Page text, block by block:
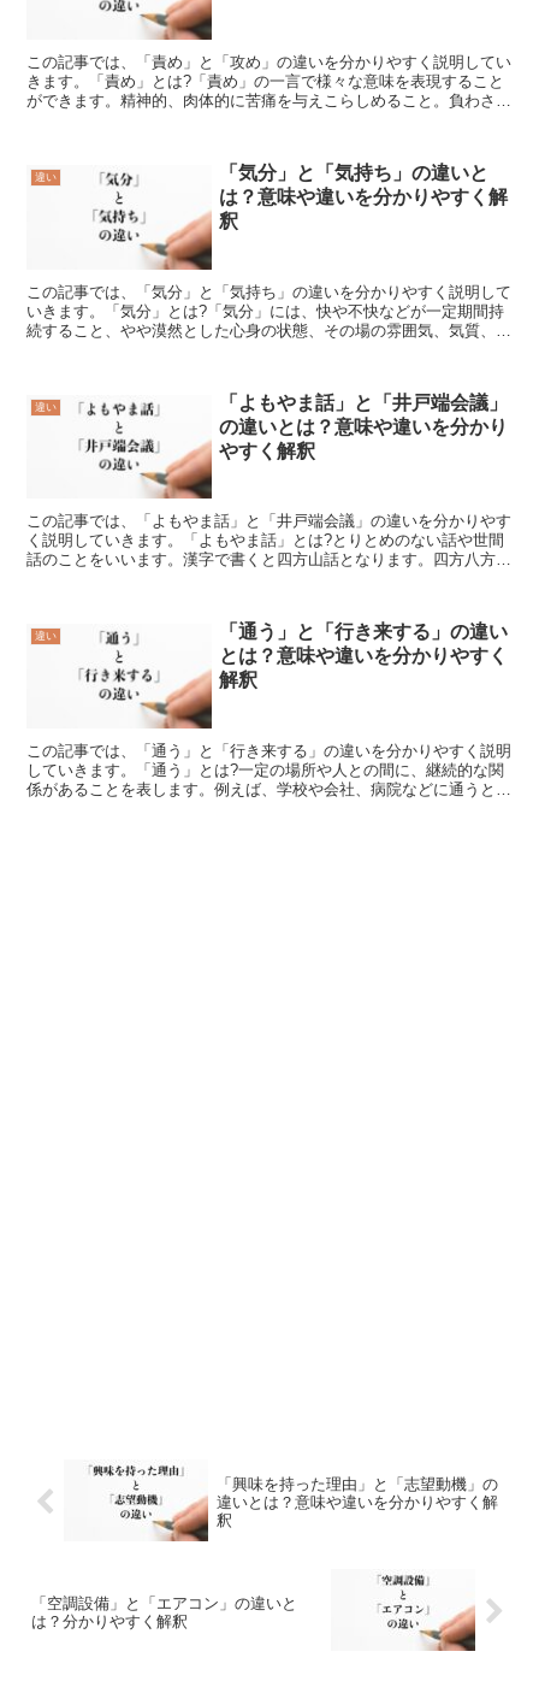
この記事では、「責め」と「攻め」の違いを分かりやすく説明してい
きます。「責め」とは?「責め」の一言で様々な意味を表現すること
ができます。精神的、肉体的に苦痛を与えこらしめること。負わされ
違い
「気分」と「気持ち」の違いと
は？意味や違いを分かりやすく解
釈
この記事では、「気分」と「気持ち」の違いを分かりやすく説明して
いきます。「気分」とは?「気分」には、快や不快などが一定期間持
続すること、やや漠然とした心身の状態、その場の雰囲気、気質、な
違い
「よもやま話」と「井戸端会議」
の違いとは？意味や違いを分かり
やすく解釈
この記事では、「よもやま話」と「井戸端会議」の違いを分かりやす
く説明していきます。「よもやま話」とは?とりとめのない話や世間
話のことをいいます。漢字で書くと四方山話となります。四方八方あ
違い
「通う」と「行き来する」の違い
とは？意味や違いを分かりやすく
解釈
この記事では、「通う」と「行き来する」の違いを分かりやすく説明
していきます。「通う」とは?一定の場所や人との間に、継続的な関
係があることを表します。例えば、学校や会社、病院などに通うとい
「興味を持った理由」と「志望動機」の
違いとは？意味や違いを分かりやすく解
釈
「空調設備」と「エアコン」の違いと
は？分かりやすく解釈